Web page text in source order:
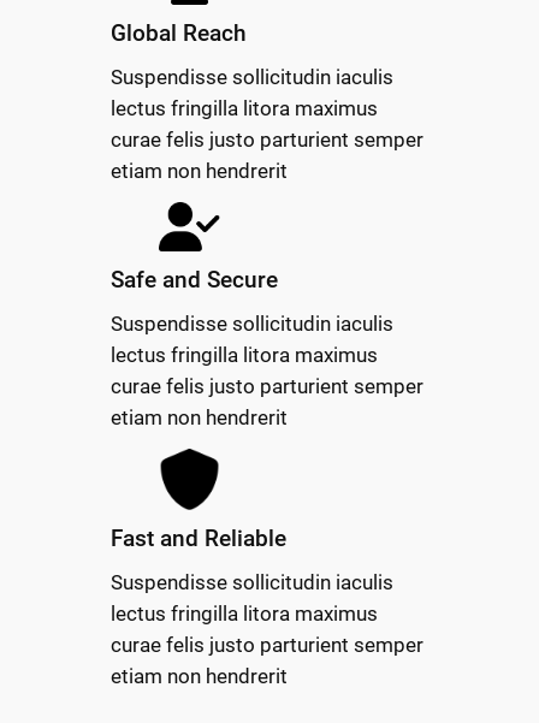
Global Reach
Suspendisse sollicitudin iaculis
lectus fringilla litora maximus
curae felis justo parturient semper
etiam non hendrerit
Safe and Secure
Suspendisse sollicitudin iaculis
lectus fringilla litora maximus
curae felis justo parturient semper
etiam non hendrerit
Fast and Reliable
Suspendisse sollicitudin iaculis
lectus fringilla litora maximus
curae felis justo parturient semper
etiam non hendrerit